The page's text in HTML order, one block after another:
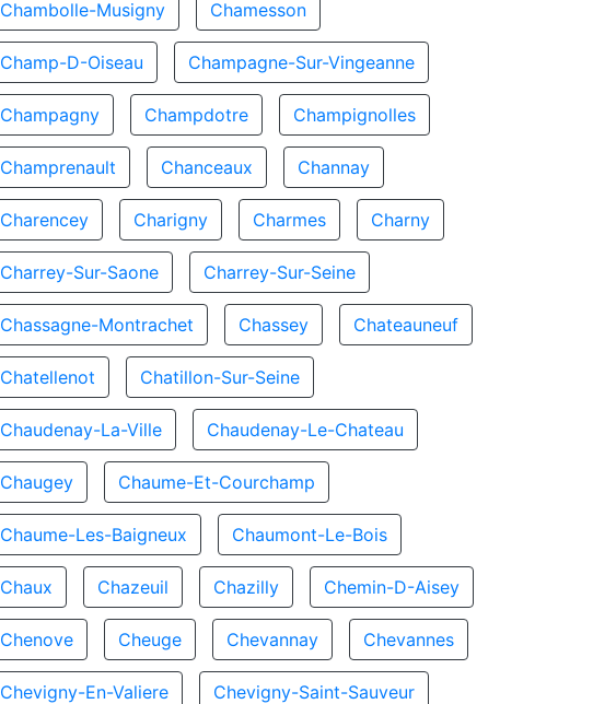
Chambolle-Musigny Chamesson
Champ-D-Oiseau Champagne-Sur-Vingeanne
Champagny Champdotre Champignolles
Champrenault Chanceaux Channay
Charencey Charigny Charmes Charny
Charrey-Sur-Saone Charrey-Sur-Seine
Chassagne-Montrachet Chassey Chateauneuf
Chatellenot Chatillon-Sur-Seine
Chaudenay-La-Ville Chaudenay-Le-Chateau
Chaugey Chaume-Et-Courchamp
Chaume-Les-Baigneux Chaumont-Le-Bois
Chaux Chazeuil Chazilly Chemin-D-Aisey
Chenove Cheuge Chevannay Chevannes
Chevigny-En-Valiere Chevigny-Saint-Sauveur